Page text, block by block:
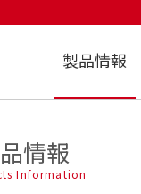
製品情報
情報
Information